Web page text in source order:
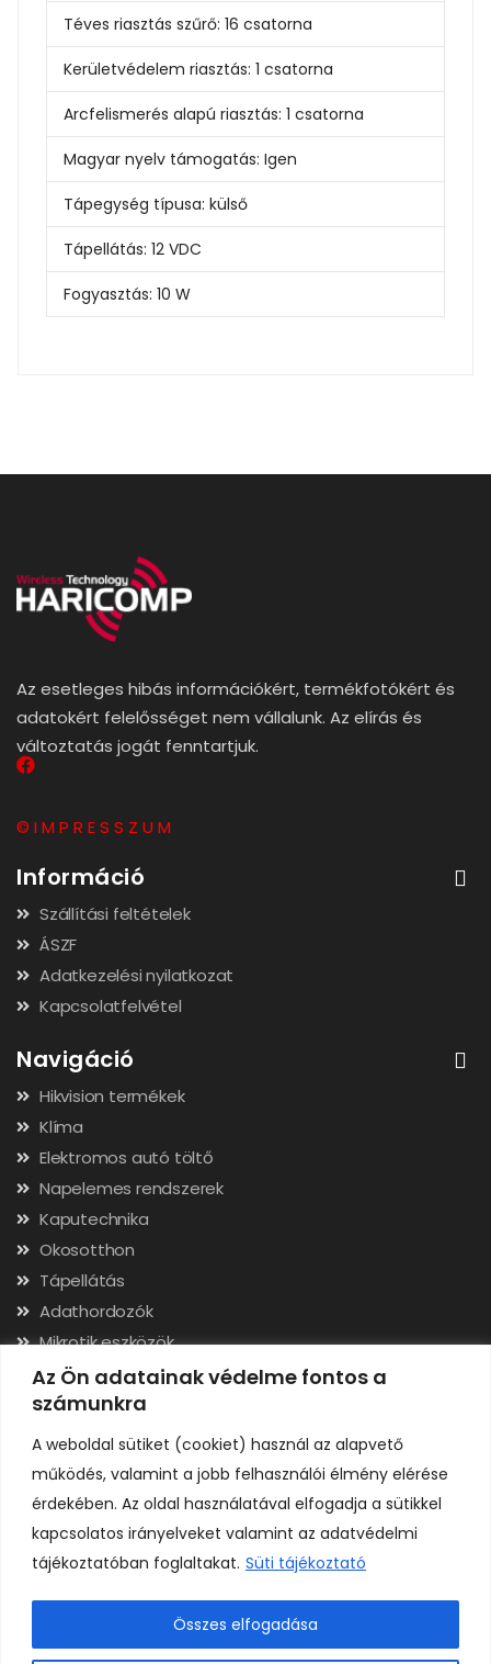
Az Ön adatainak védelme fontos a
számunkra
A weboldal sütiket (cookiet) használ az alapvető
működés, valamint a jobb felhasználói élmény elérése
érdekében. Az oldal használatával elfogadja a sütikkel
kapcsolatos irányelveket valamint az adatvédelmi
tájékoztatóban foglaltakat. Süti tájékoztató
Összes elfogadása
Téves riasztás szűrő: 16 csatorna
Kerületvédelem riasztás: 1 csatorna
Arcfelismerés alapú riasztás: 1 csatorna
Magyar nyelv támogatás: Igen
Tápegység típusa: külső
Tápellátás: 12 VDC
Fogyasztás: 10 W
Az esetleges hibás információkért, termékfotókért és
adatokért felelősséget nem vállalunk. Az elírás és
változtatás jogát fenntartjuk.
© I M P R E S S Z U M
Információ
Szállítási feltételek
ÁSZF
Adatkezelési nyilatkozat
Kapcsolatfelvétel
Navigáció
Hikvision termékek
Klíma
Elektromos autó töltő
Napelemes rendszerek
Kaputechnika
Okosotthon
Tápellátás
Adathordozók
Mikrotik eszközök
Hálózati kábelek, csatlakozók
Szerszámok
Elérhetőségek
Adószám: 24323257-2-02
Cégjegyzékszám: 02-09-079991
Bankszámla: 11731001-23136207